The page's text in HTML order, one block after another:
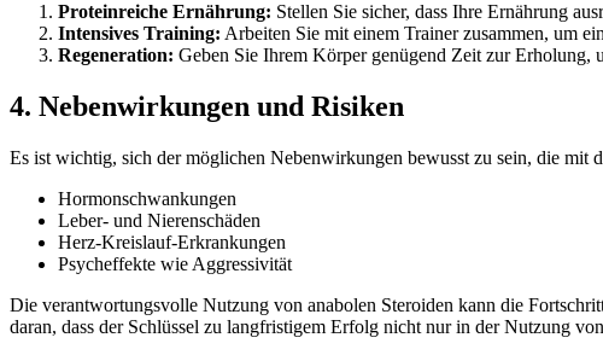
Proteinreiche Ernährung: Stellen Sie sicher, dass Ihre Ernährung
Intensives Training: Arbeiten Sie mit einem Trainer zusammen, um
Regeneration: Geben Sie Ihrem Körper genügend Zeit zur Erholung,
4. Nebenwirkungen und Risiken
Es ist wichtig, sich der möglichen Nebenwirkungen bewusst zu sein, die mit
Hormonschwankungen
Leber- und Nierenschäden
Herz-Kreislauf-Erkrankungen
Psycheffekte wie Aggressivität
Die verantwortungsvolle Nutzung von anabolen Steroiden kann die
daran, dass der Schlüssel zu langfristigem Erfolg nicht nur in der Nutzung